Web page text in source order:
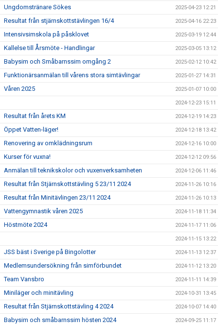
Ungdomstränare Sökes 2025-04-23 12:21
Resultat från stjärnskottstävlingen 16/4 2025-04-16 22:23
Intensivsimskola på påsklovet 2025-03-19 12:44
Kallelse till Årsmöte - Handlingar 2025-03-05 13:12
Babysim och Småbarnssim omgång 2 2025-02-12 10:42
Funktionärsanmälan till vårens stora simtävlingar 2025-01-27 14:31
Våren 2025 2025-01-07 10:00
2024-12-23 15:11
Resultat från årets KM 2024-12-19 14:23
Öppet Vatten-läger! 2024-12-18 13:42
Renovering av omklädningsrum 2024-12-16 10:00
Kurser för vuxna! 2024-12-12 09:56
Anmälan till teknikskolor och vuxenverksamheten 2024-12-06 11:46
Resultat från Stjärnskottstävling 5 23/11 2024 2024-11-26 10:16
Resultat från Minitävlingen 23/11 2024 2024-11-26 10:13
Vattengymnastik våren 2025 2024-11-18 11:34
Höstmöte 2024 2024-11-17 11:06
2024-11-15 13:22
JSS bäst i Sverige på Bingolotter 2024-11-13 12:37
Medlemsundersökning från simförbundet 2024-11-12 13:20
Team Vansbro 2024-11-11 14:39
Miniläger och minitävling 2024-10-31 13:45
Resultat från Stjärnskottstävling 4 2024 2024-10-07 14:40
Babysim och småbarnssim hösten 2024 2024-09-25 11:17